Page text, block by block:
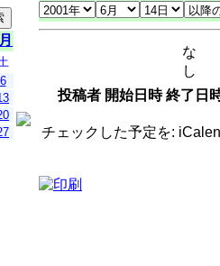
6
な
し
投稿者 開始日時 終了日
チェックした予定を: